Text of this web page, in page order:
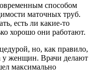
способом
маточных труб.
есть ли какие-то
хорошо они работают.
но, как правило,
у женщин. Врачи делают
максимально